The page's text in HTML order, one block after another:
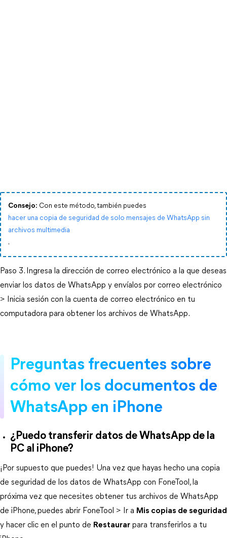
Consejo: Con este método, también puedes
hacer una copia de seguridad de solo mensajes de WhatsApp sin
archivos multimedia
.
Paso 3. Ingresa la dirección de correo electrónico a la que deseas
enviar los datos de WhatsApp y envíalos por correo electrónico
> Inicia sesión con la cuenta de correo electrónico en tu
computadora para obtener los archivos de WhatsApp.
Preguntas frecuentes sobre
cómo ver los documentos de
WhatsApp en iPhone
¿Puedo transferir datos de WhatsApp de la
PC al iPhone?
¡Por supuesto que puedes! Una vez que hayas hecho una copia
de seguridad de los datos de WhatsApp con FoneTool, la
próxima vez que necesites obtener tus archivos de WhatsApp
de iPhone, puedes abrir FoneTool > Ir a Mis copias de seguridad
y hacer clic en el punto de Restaurar para transferirlos a tu